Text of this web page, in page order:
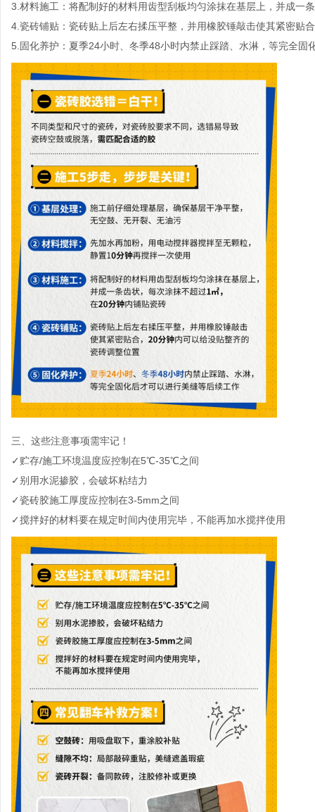
3. 材料施工：将配制好的材料用齿型刮板均匀涂抹在基层上，并成一
4. 瓷砖铺贴：瓷砖贴上后左右揉压平整，并用橡胶锤敲击使其紧密贴
5. 固化养护：夏季24小时、冬季48小时内禁止踩踏、水淋，等完全固
三、这些注意事项需牢记！
✓贮存/施工环境温度应控制在5℃-35℃之间
✓别用水泥掺胶，会破坏粘结力
✓瓷砖胶施工厚度应控制在3-5mm之间
✓搅拌好的材料要在规定时间内使用完毕，不能再加水搅拌使用